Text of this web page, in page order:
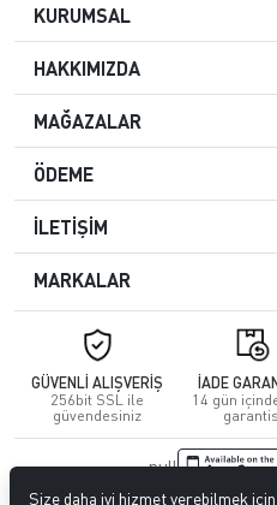
KURUMSAL
HAKKIMIZDA
MAĞAZALAR
ÖDEME
İLETİŞİM
MARKALAR
GÜVENLİ ALIŞVERİŞ
256bit SSL ile
güvendesiniz
İADE
14 gün
null
Size daha iyi hizmet verebilmek